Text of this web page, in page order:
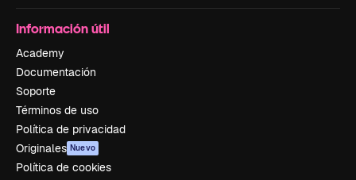
Información útil
Academy
Documentación
Soporte
Términos de uso
Política de privacidad
Originales Nuevo
Política de cookies